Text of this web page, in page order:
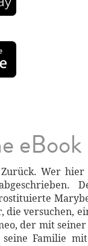
eBook
Wer hier
die versuchen,
der mit seiner
Familie